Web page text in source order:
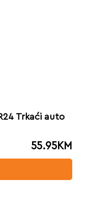
Trkaći auto
55.95KM